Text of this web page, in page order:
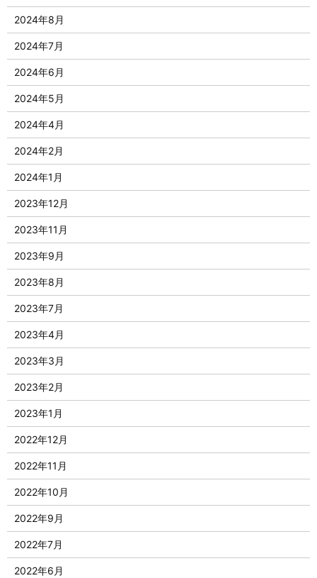
2024年8月
2024年7月
2024年6月
2024年5月
2024年4月
2024年2月
2024年1月
2023年12月
2023年11月
2023年9月
2023年8月
2023年7月
2023年4月
2023年3月
2023年2月
2023年1月
2022年12月
2022年11月
2022年10月
2022年9月
2022年7月
2022年6月